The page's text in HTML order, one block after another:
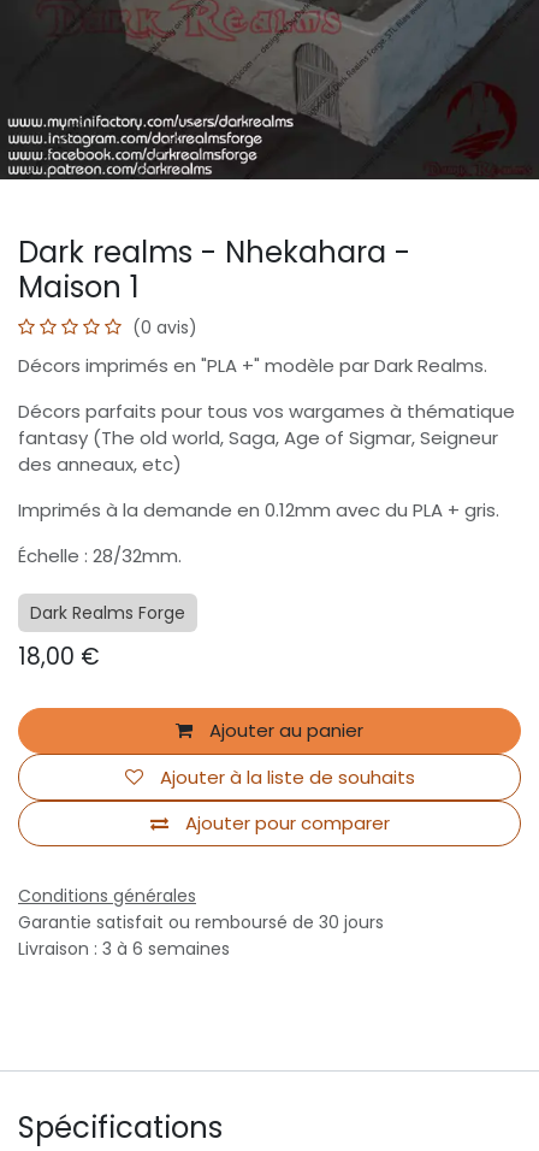
Dark realms - Nhekahara -
Maison 1
(0 avis)
Décors imprimés en "PLA +" modèle par Dark Realms.
Décors parfaits pour tous vos wargames à thématique
fantasy (The old world, Saga, Age of Sigmar, Seigneur
des anneaux, etc)
Imprimés à la demande en 0.12mm avec du PLA + gris.
Échelle : 28/32mm.
Dark Realms Forge
18,00 €
Ajouter au panier
Ajouter pour comparer
Ajouter à la liste de souhaits
Conditions générales
Garantie satisfait ou remboursé de 30 jours
Livraison : 3 à 6 semaines
Spécifications